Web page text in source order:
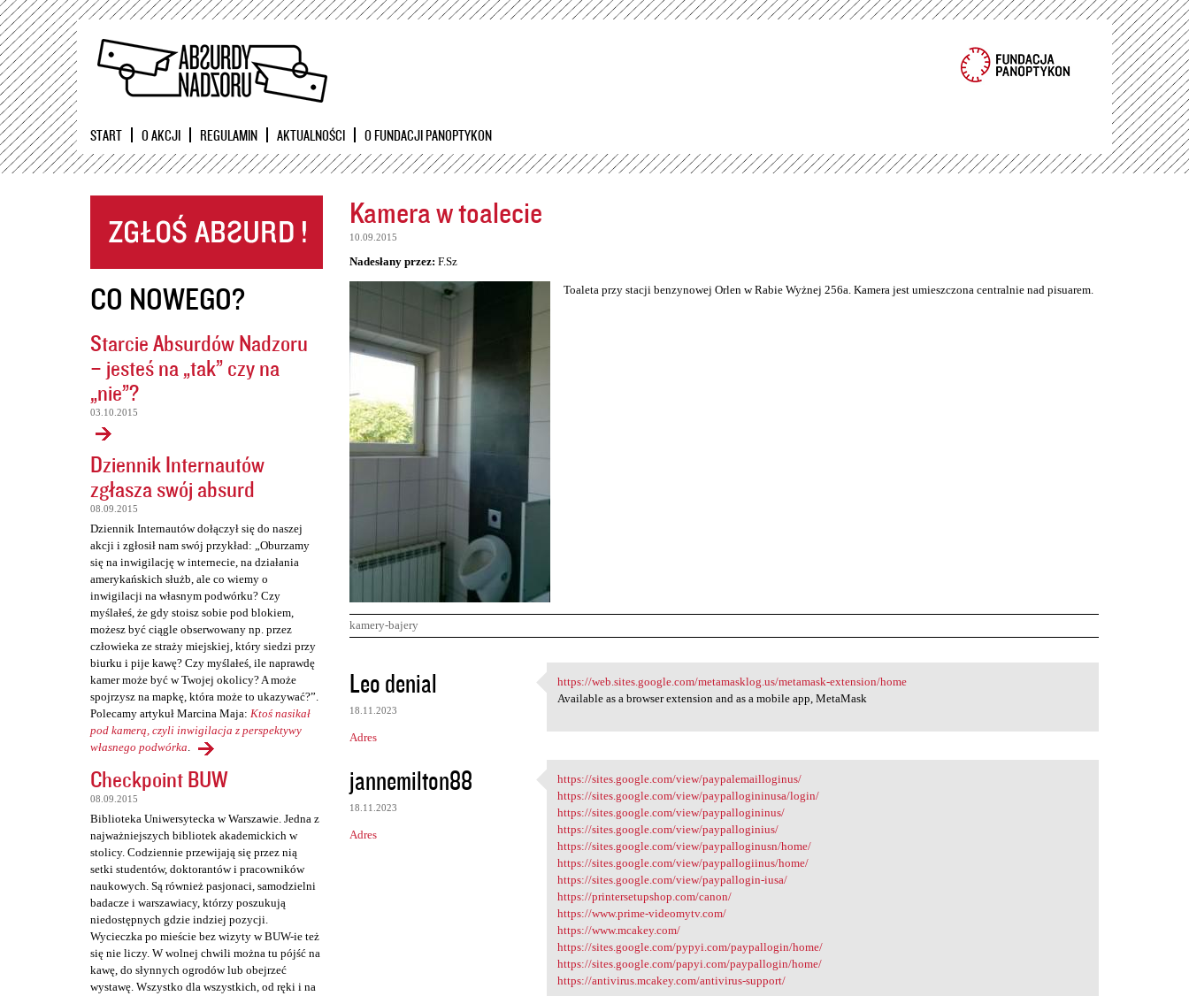
Przejdź
START O AKCJI REGULAMIN AKTUALNOŚCI O FUNDACJI PANOPTYKON
CO NOWEGO?
Starcie Absurdów Nadzoru
– jesteś na „tak” czy na
„nie”?
03.10.2015
Dziennik Internautów
zgłasza swój absurd
08.09.2015
Dziennik Internautów dołączył się do naszej
akcji i zgłosił nam swój przykład: „Oburzamy
się na inwigilację w internecie, na działania
amerykańskich służb, ale co wiemy o
inwigilacji na własnym podwórku? Czy
myślałeś, że gdy stoisz sobie pod blokiem,
możesz być ciągle obserwowany np. przez
człowieka ze straży miejskiej, który siedzi przy
biurku i pije kawę? Czy myślałeś, ile naprawdę
kamer może być w Twojej okolicy? A może
spojrzysz na mapkę, która może to ukazywać?”.
Polecamy artykuł Marcina Maja: Ktoś nasikał
pod kamerą, czyli inwigilacja z perspektywy
własnego podwórka.
Checkpoint BUW
08.09.2015
Biblioteka Uniwersytecka w Warszawie. Jedna z
najważniejszych bibliotek akademickich w
stolicy. Codziennie przewijają się przez nią
setki studentów, doktorantów i pracowników
naukowych. Są również pasjonaci, samodzielni
badacze i warszawiacy, którzy poszukują
niedostępnych gdzie indziej pozycji.
Wycieczka po mieście bez wizyty w BUW-ie też
się nie liczy. W wolnej chwili można tu pójść na
kawę, do słynnych ogrodów lub obejrzeć
wystawę. Wszystko dla wszystkich, od ręki i na
Kamera w toalecie
10.09.2015
Nadesłany przez: F.Sz
Toaleta przy stacji benzynowej Orlen w Rabie Wyżnej 256a. Kamera jest umieszczona centralnie nad pisuarem.
kamery-bajery
K
o
m
e
n
t
r
Leo denial
18.11.2023
Adres
https://web.sites.google.com
https://web.sites.google.com/metamasklog.us/metamask-extension/home
Available as a browser extension and as a mobile app, MetaMask
jannemilton88
18.11.2023
Adres
https://sites.google.com/view
https://sites.google.com/view/paypalemailloginus/
https://sites.google.com/view/paypallogininusa/login/
https://sites.google.com/view/paypallogininus/
https://sites.google.com/view/paypalloginius/
https://sites.google.com/view/paypalloginusn/home/
https://sites.google.com/view/paypallogiinus/home/
https://sites.google.com/view/paypallogin-iusa/
https://printersetupshop.com/canon/
https://www.prime-videomytv.com/
https://www.mcakey.com/
https://sites.google.com/pypyi.com/paypallogin/home/
https://sites.google.com/papyi.com/paypallogin/home/
https://antivirus.mcakey.com/antivirus-support/